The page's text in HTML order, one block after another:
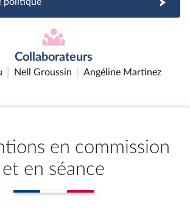
Collaborateurs
Nell Groussin Angéline Martinez
en commission
et en séance